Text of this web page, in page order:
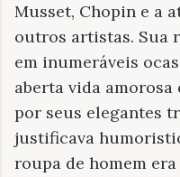
Musset, Chopin e a
outros artistas. Sua
em inumeráveis
aberta vida amorosa
por seus elegantes
justificava
roupa de homem